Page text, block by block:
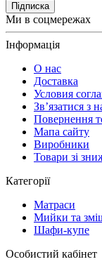
Підписка
Ми в соцмережах
Інформація
О нас
Доставка
Условия
Зв’язатися з
Повернення
Мапа сайту
Виробники
Товари зі
Категорії
Матраси
Мийки та
Шафи-купе
Особистий кабінет